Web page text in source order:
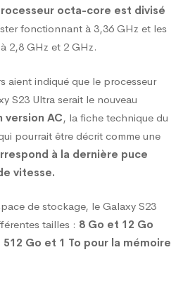
octa-core est divisé
fonctionnant à 3,36 GHz et les
2,8 GHz et 2 GHz.
aient indiqué que le processeur
S23 Ultra serait le nouveau
version AC, la fiche technique du
pourrait être décrit comme une
à la dernière puce
vitesse.
de stockage, le Galaxy S23
tailles : 8 Go et 12 Go
512 Go et 1 To pour la mémoire